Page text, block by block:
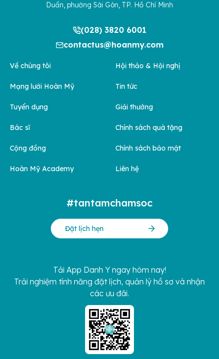
Duẩn, phường Sài Gòn, TP. Hồ Chí Minh
(028) 3820 6001
contactus@hoanmy.com
Về chúng tôi
Mạng lưới Hoàn Mỹ
Tuyển dụng
Bác sĩ
Cộng đồng
Hoàn Mỹ Academy
Hội thảo & Hội nghị
Tin tức
Giải thưởng
Chính sách quà tặng
Chính sách bảo mật
Liên hệ
#tantamchamsoc
Đặt lịch hẹn
Tải App Danh Y ngay hôm nay!
Trải nghiệm tính năng đặt lịch, quản lý hồ sơ và nhận
các ưu đãi.